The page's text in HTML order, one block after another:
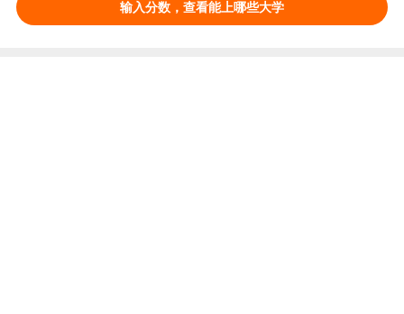
输入分数，查看能上哪些大学